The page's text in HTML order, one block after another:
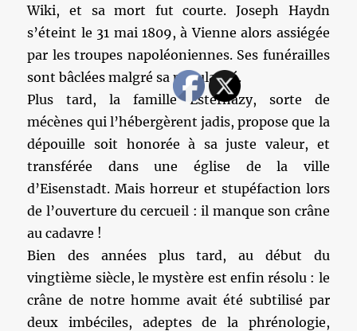
Wiki, et sa mort fut courte. Joseph Haydn
s’éteint le 31 mai 1809, à Vienne alors assiégée
par les troupes napoléoniennes. Ses funérailles
sont bâclées malgré sa popularité.
Plus tard, la famille Esterházy, sorte de
mécènes qui l’hébergèrent jadis, propose que la
dépouille soit honorée à sa juste valeur, et
transférée dans une église de la ville
d’Eisenstadt. Mais horreur et stupéfaction lors
de l’ouverture du cercueil : il manque son crâne
au cadavre !
Bien des années plus tard, au début du
vingtième siècle, le mystère est enfin résolu : le
crâne de notre homme avait été subtilisé par
deux imbéciles, adeptes de la phrénologie,